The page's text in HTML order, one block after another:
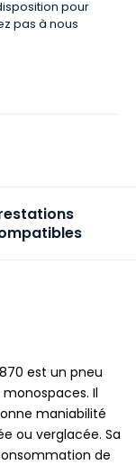
pour
pas à nous
est un pneu
Il
maniabilité
ou verglacée. Sa
de